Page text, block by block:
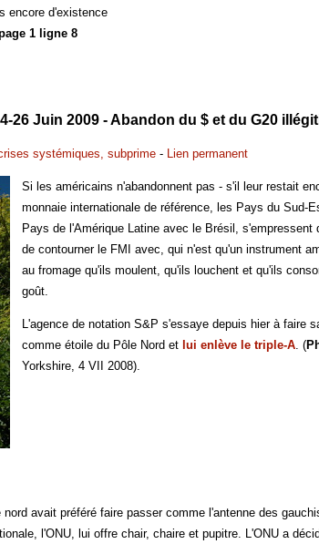
encore d'existence
1 ligne 8
26 Juin 2009 - Abandon du $ et du G20
systémiques, subprime - Lien permanent
Si les américains n'abandonnent pas - s'il leur restait
monnaie internationale de référence, les Pays du Sud-
Pays de l'Amérique Latine avec le Brésil, s'empressent
de contourner le FMI avec, qui n'est qu'un instrument
au fromage qu'ils moulent, qu'ils louchent et qu'ils
goût.
L'agence de notation S&P s'essaye depuis hier à faire
comme étoile du Pôle Nord et lui enlève le triple-A . (
Yorkshire, 4 VII 2008).
avait préféré faire passer comme l'antenne des
l'ONU, lui offre chair, chaire et pupitre. L'ONU a